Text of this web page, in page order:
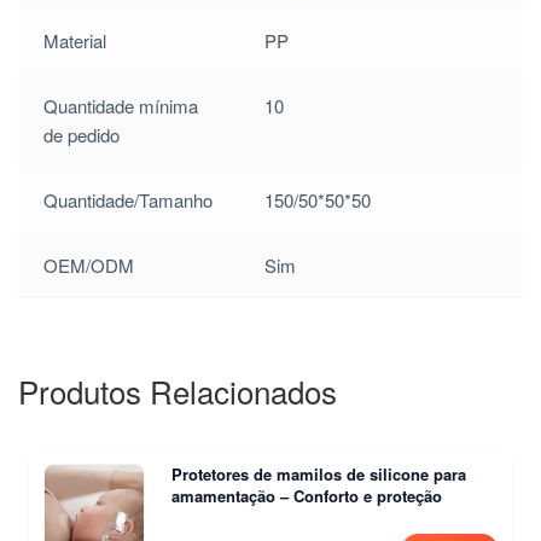
$1.80
/
$1.80
$1.80
/
1.80
$1.80
/
Material PP
Quantidade mínima
de pedido
10
Quantidade/Tamanho 150/50*50*50
OEM/ODM Sim
Produtos Relacionados
Protetores de mamilos de silicone para
amamentação – Conforto e proteção